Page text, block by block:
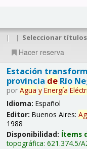
| | Seleccionar
Hacer reserva
Estación
provincia deRío
por Agua y Energía
Idioma: Español
Editor: Buenos Aires:
1988
Disponibilidad: Ítems
topográfica: 621.374.5/